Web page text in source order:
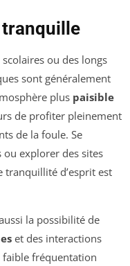
tranquille
ou des longs
sont généralement
plus paisible
de profiter pleinement
de la foule. Se
explorer des sites
tranquillité d’esprit est
la possibilité de
et des interactions
faible fréquentation